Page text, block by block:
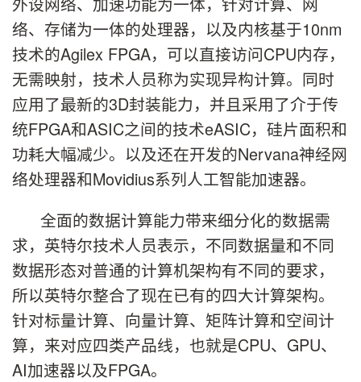
络、存储为一体的处理器，以及内核基于10nm
技术的Agilex FPGA，可以直接访问CPU内存，
无需映射，技术人员称为实现异构计算。同时
应用了最新的3D封装能力，并且采用了介于传
统FPGA和ASIC之间的技术eASIC，硅片面积和
功耗大幅减少。以及还在开发的Nervana神经网
络处理器和Movidius系列人工智能加速器。
全面的数据计算能力带来细分化的数据需
求，英特尔技术人员表示，不同数据量和不同
数据形态对普通的计算机架构有不同的要求，
所以英特尔整合了现在已有的四大计算架构。
针对标量计算、向量计算、矩阵计算和空间计
算，来对应四类产品线，也就是CPU、GPU、
AI加速器以及FPGA。